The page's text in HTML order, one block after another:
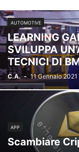
AUTOMOTIVE
LEARNING
SVILUPPA
TECNICI DI
C.A. - 11 Gennaio 2021
APP
Scambiare